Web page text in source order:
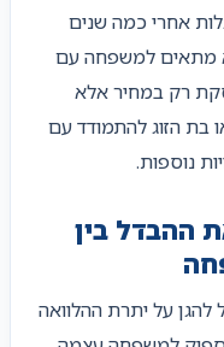
אחרי כמה שנים
מתאים למשפחה עם
רק במחיר אלא
בת הזוג להתמודד עם
נוספות.
ההבדל בין
להגן על יתרת ההלוואה